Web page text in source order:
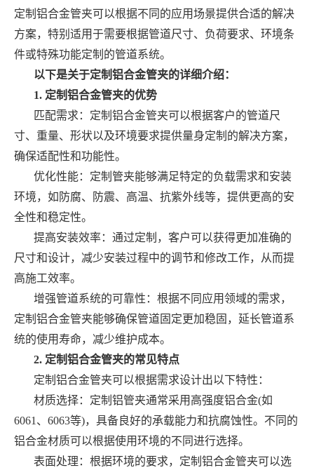
定制铝合金管夹可以根据不同的应用场景提供合适的解决
方案，特别适用于需要根据管道尺寸、负荷要求、环境条
件或特殊功能定制的管道系统。
以下是关于定制铝合金管夹的详细介绍：
1. 定制铝合金管夹的优势
匹配需求：定制铝合金管夹可以根据客户的管道尺
寸、重量、形状以及环境要求提供量身定制的解决方案，
确保适配性和功能性。
优化性能：定制管夹能够满足特定的负载需求和安装
环境，如防腐、防震、高温、抗紫外线等，提供更高的安
全性和稳定性。
提高安装效率：通过定制，客户可以获得更加准确的
尺寸和设计，减少安装过程中的调节和修改工作，从而提
高施工效率。
增强管道系统的可靠性：根据不同应用领域的需求，
定制铝合金管夹能够确保管道固定更加稳固，延长管道系
统的使用寿命，减少维护成本。
2. 定制铝合金管夹的常见特点
定制铝合金管夹可以根据需求设计出以下特性：
材质选择：定制铝管夹通常采用高强度铝合金(如
6061、6063等)，具备良好的承载能力和抗腐蚀性。不同的
铝合金材质可以根据使用环境的不同进行选择。
表面处理：根据环境的要求，定制铝合金管夹可以选